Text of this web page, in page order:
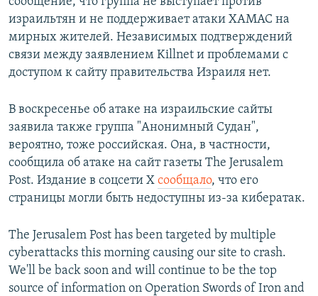
израильтян и не поддерживает атаки ХАМАС на
мирных жителей. Независимых подтверждений
связи между заявлением Killnet и проблемами с
доступом к сайту правительства Израиля нет.
В воскресенье об атаке на израильские сайты
заявила также группа "Анонимный Судан",
вероятно, тоже российская. Она, в частности,
сообщила об атаке на сайт газеты The Jerusalem
Post. Издание в соцсети Х сообщало, что его
страницы могли быть недоступны из-за кибератак.
The Jerusalem Post has been targeted by multiple
cyberattacks this morning causing our site to crash.
We'll be back soon and will continue to be the top
source of information on Operation Swords of Iron and